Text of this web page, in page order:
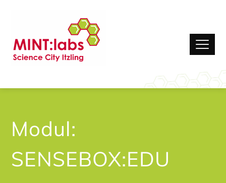
Modul:
SENSEBOX:EDU